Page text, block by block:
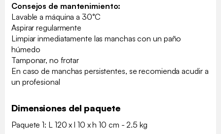
Consejos de mantenimiento:
Lavable a máquina a 30°C
Aspirar regularmente
Limpiar inmediatamente las manchas con un paño
húmedo
Tamponar, no frotar
En caso de manchas persistentes, se recomienda acudir a
un profesional
Dimensiones del paquete
Paquete 1: L 120 x l 10 x h 10 cm - 2.5 kg